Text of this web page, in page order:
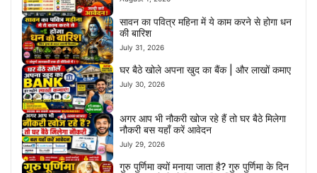
सावन का पवित्र महिना में ये काम करने से होगा धन
की बारिश
July 31, 2026
घर बैठे खोले अपना खुद का बैंक | और लाखों कमाए
July 30, 2026
अगर आप भी नौकरी खोज रहे हैं तो घर बैठे मिलेगा
नौकरी बस यहाँ करें आवेदन
July 29, 2026
गुरु पुर्णिमा क्यों मनाया जाता है? गुरु पुर्णिमा के दिन